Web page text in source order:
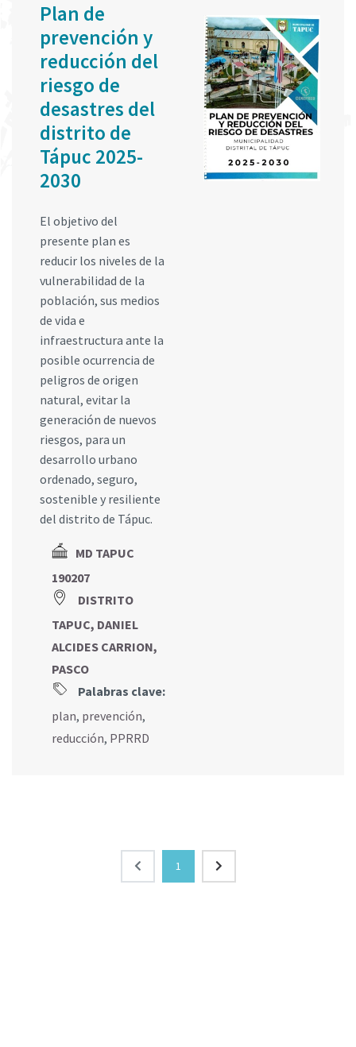
Plan de
prevención y
reducción del
riesgo de
desastres del
distrito de
Tápuc 2025-
2030
El objetivo del
presente plan es
reducir los niveles de la
vulnerabilidad de la
población, sus medios
de vida e
infraestructura ante la
posible ocurrencia de
peligros de origen
natural, evitar la
generación de nuevos
riesgos, para un
desarrollo urbano
ordenado, seguro,
sostenible y resiliente
del distrito de Tápuc.
MD TAPUC
190207
DISTRITO
TAPUC, DANIEL
ALCIDES CARRION,
PASCO
Palabras clave:
plan, prevención,
reducción, PPRRD
1